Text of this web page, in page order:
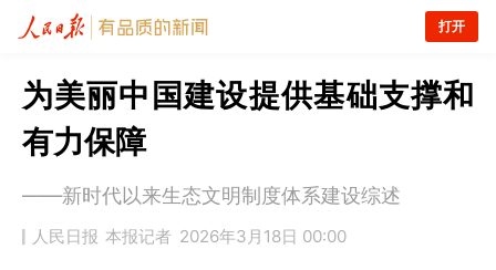
打开
为美丽中国建设提供基础支撑和
有力保障
——新时代以来生态文明制度体系建设综述
人民日报 本报记者 2026年3月18日 00:00